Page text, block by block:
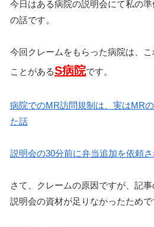
今日はある病院の説明会にて私の
の話です。
今回クレームをもらった病院は、
ことがあるS病院です。
病院でのMR訪問規制は、実はMR
た話
説明会の30分前に弁当追加を依頼
さて、クレームの原因ですが、記事
説明会の資材が足りなかったためで